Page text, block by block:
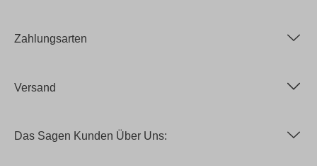
Zahlungsarten
Versand
Das Sagen Kunden Über Uns: